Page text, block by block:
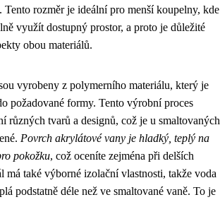
Tento rozměr je ideální pro menší koupelny, kde
využít dostupný prostor, a proto je důležité
obou materiálů.
vyrobeny z polymerního materiálu, který je
požadované formy. Tento výrobní proces
různých tvarů a designů, což je u smaltovaných
Povrch akrylátové vany je hladký, teplý na
pokožku, což oceníte zejména při delších
má také výborné izolační vlastnosti, takže voda
podstatně déle než ve smaltované vaně. To je